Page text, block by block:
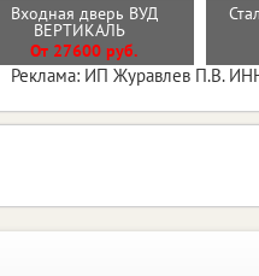
Входная дверь ВУД
ВЕРТИКАЛЬ
От 27600 руб.
Реклама: ИП Журавлев П.В.